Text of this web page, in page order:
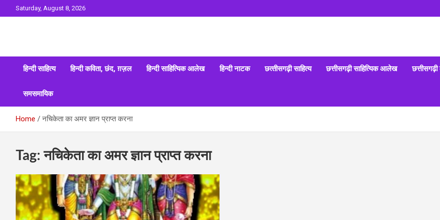
to
Saturday, August 8, 2026
हिन्दी साहित्य हिन्दी कविता, छंद, ग़ज़ल हिन्दी साहित्यिक आलेख हिन्‍दी नाटक छत्‍तीसगढ़ी साहित्‍य छत्तीसगढ़ी साहित्यिक आलेख
समसमायिक
Home नचिकेता का अमर ज्ञान प्राप्‍त करना
Tag:नचिकेता का अमर ज्ञान प्राप्‍त करना